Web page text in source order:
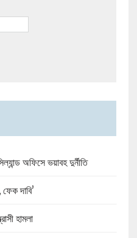
অফিসে ভয়াবহ দুর্নীতি
দাবি’
হামলা